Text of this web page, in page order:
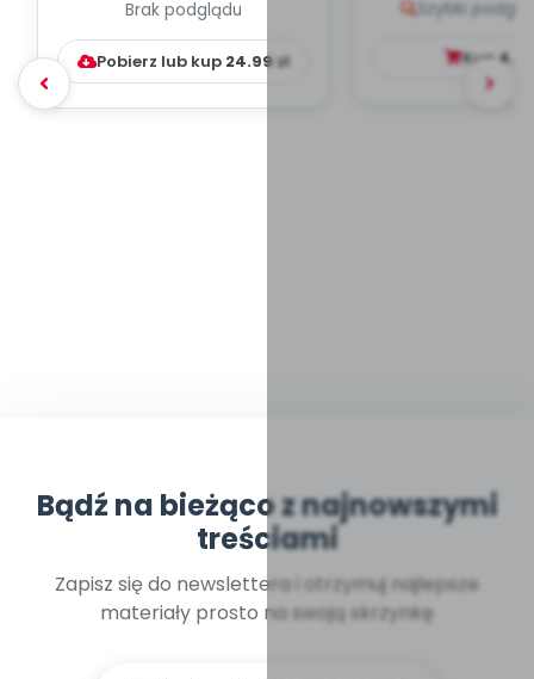
WYCHOWAWCZO –
DYDAKTYC...
Brak podglądu
Pobierz lub kup 24.99zł
Szybki
Kup
Bądź na bieżąco z najnowszymi
treściami
Zapisz się do newslettera i otrzymuj najlepsze
materiały prosto na swoją skrzynkę